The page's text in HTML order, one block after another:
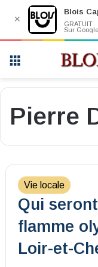
Pierre
Vie locale
Qui
flamme
Loir-et-
✕
Blois
GRATUIT
Sur